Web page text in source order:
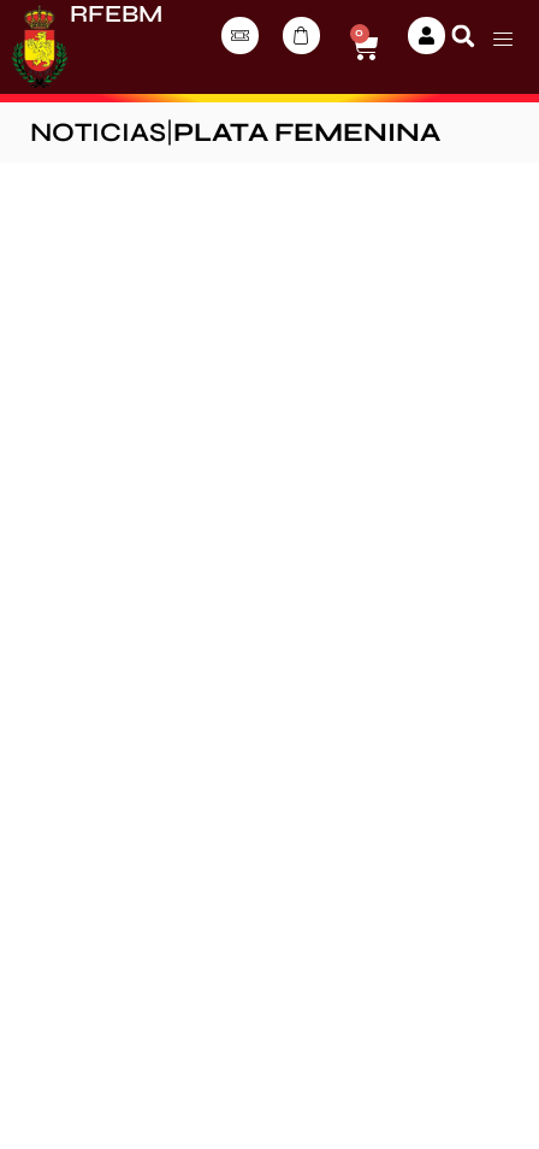
RFEBM
0
NOTICIAS PLATA FEMENINA